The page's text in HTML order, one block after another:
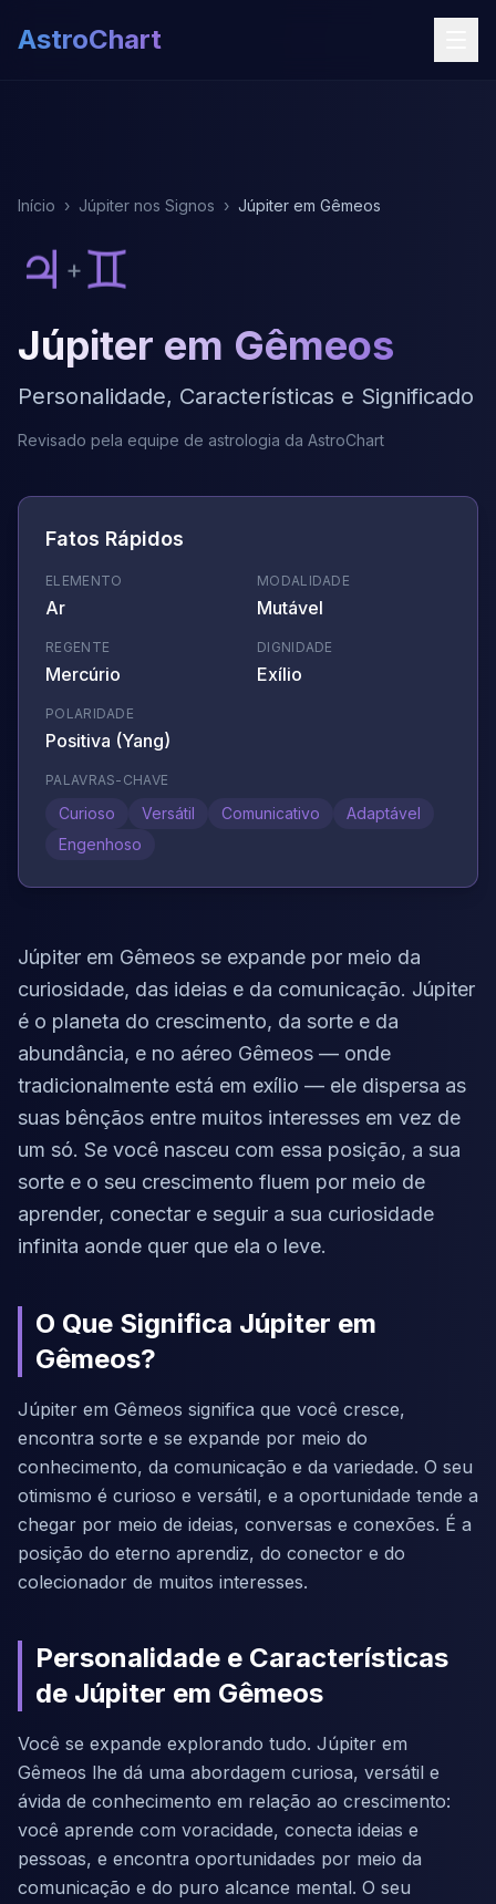
AstroChart
Início › Júpiter nos Signos › Júpiter em Gêmeos
♃ + ♊
Júpiter em Gêmeos
Personalidade, Características e Significado
Revisado pela equipe de astrologia da AstroChart
Fatos Rápidos
ELEMENTO
Ar
MODALIDADE
Mutável
REGENTE
Mercúrio
DIGNIDADE
Exílio
POLARIDADE
Positiva (Yang)
PALAVRAS-CHAVE
Curioso Versátil Comunicativo
Adaptável
Engenhoso
Júpiter em Gêmeos se expande por meio da
curiosidade, das ideias e da comunicação. Júpiter
é o planeta do crescimento, da sorte e da
abundância, e no aéreo Gêmeos — onde
tradicionalmente está em exílio — ele dispersa as
suas bênçãos entre muitos interesses em vez de
um só. Se você nasceu com essa posição, a sua
sorte e o seu crescimento fluem por meio de
aprender, conectar e seguir a sua curiosidade
infinita aonde quer que ela o leve.
O Que Significa Júpiter em
Gêmeos?
Júpiter em Gêmeos significa que você cresce,
encontra sorte e se expande por meio do
conhecimento, da comunicação e da variedade. O seu
otimismo é curioso e versátil, e a oportunidade tende a
chegar por meio de ideias, conversas e conexões. É a
posição do eterno aprendiz, do conector e do
colecionador de muitos interesses.
Personalidade e Características
de Júpiter em Gêmeos
Você se expande explorando tudo. Júpiter em
Gêmeos lhe dá uma abordagem curiosa, versátil e
ávida de conhecimento em relação ao crescimento:
você aprende com voracidade, conecta ideias e
pessoas, e encontra oportunidades por meio da
comunicação e do puro alcance mental. O seu